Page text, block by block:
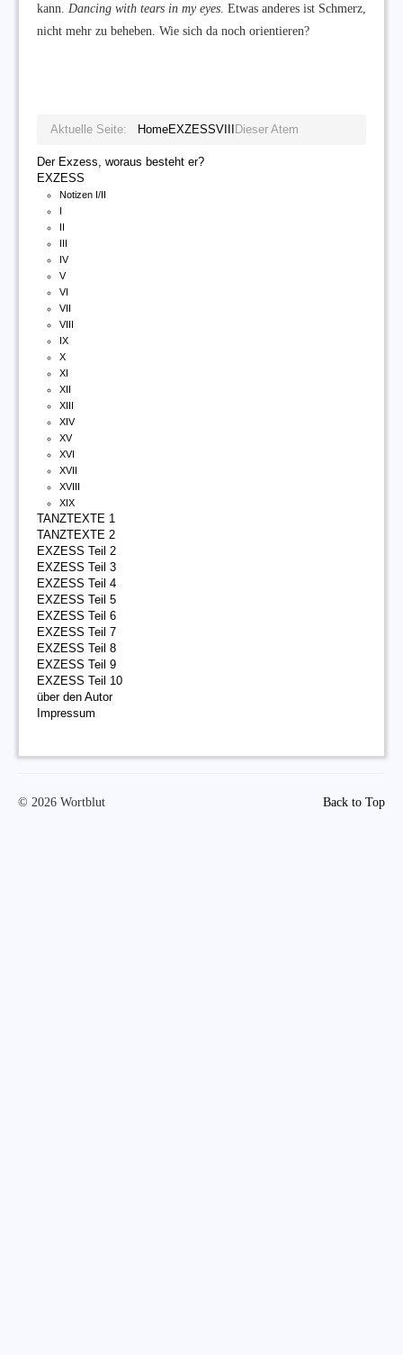
kann. Dancing with tears in my eyes . Etwas anderes ist Schmerz,
nicht mehr zu beheben. Wie sich da noch orientieren?
Aktuelle Seite: HomeEXZESSVIII Dieser Atem
Der Exzess, woraus besteht er?
EXZESS
Notizen I/II
I
II
III
IV
V
VI
VII
VIII
IX
X
XI
XII
XIII
XIV
XV
XVI
XVII
XVIII
XIX
TANZTEXTE 1
TANZTEXTE 2
EXZESS Teil 2
EXZESS Teil 3
EXZESS Teil 4
EXZESS Teil 5
EXZESS Teil 6
EXZESS Teil 7
EXZESS Teil 8
EXZESS Teil 9
EXZESS Teil 10
über den Autor
Impressum
Back to Top
© 2026 Wortblut